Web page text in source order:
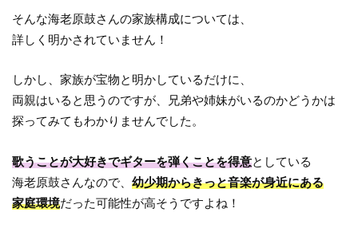
そんな海老原鼓さんの家族構成については、
詳しく明かされていません！
しかし、家族が宝物と明かしているだけに、
両親はいると思うのですが、兄弟や姉妹がいるのかどうかは
探ってみてもわかりませんでした。
歌うことが大好きでギターを弾くことを得意としている
海老原鼓さんなので、幼少期からきっと音楽が身近にある
家庭環境だった可能性が高そうですよね！